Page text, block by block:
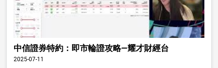
中信證券特約：即市輪證攻略—耀才財經台
2025-07-11